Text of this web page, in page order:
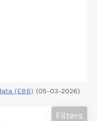
(EBB) (05-03-2026)
Filters